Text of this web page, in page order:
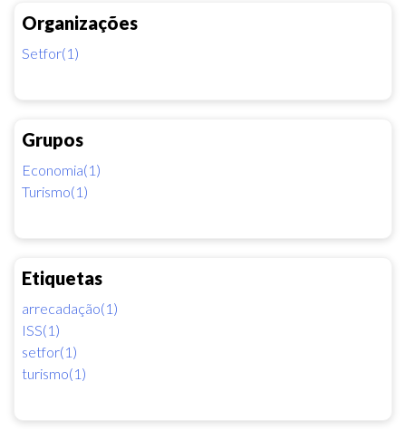
Organizações
Setfor(1)
Grupos
Economia(1)
Turismo(1)
Etiquetas
arrecadação(1)
ISS(1)
setfor(1)
turismo(1)